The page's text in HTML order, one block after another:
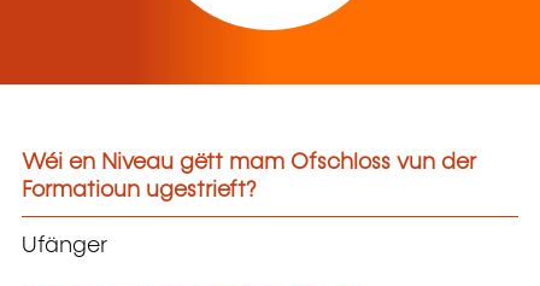
Wéi en Niveau gëtt mam Ofschloss vun der
Formatioun ugestrieft?
Ufänger